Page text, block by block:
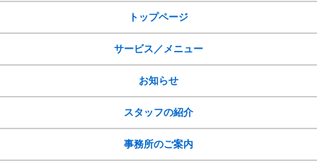
トップページ
サービス／メニュー
お知らせ
スタッフの紹介
事務所のご案内